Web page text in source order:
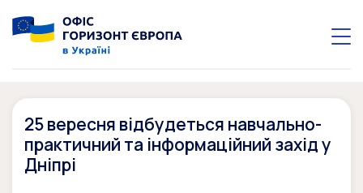
25 вересня відбудеться навчально-
практичний та інформаційний захід у
Дніпрі